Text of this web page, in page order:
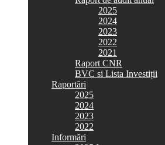
2025
2024
2023
2022
2021
Raport CNR
BVC si Lista Investiții
Raportări
2025
2024
2023
2022
Informări